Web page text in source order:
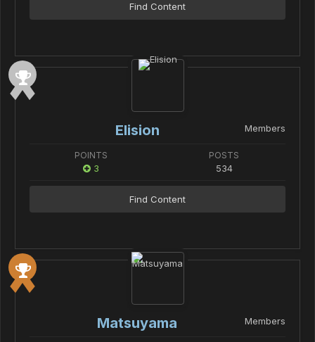
Find Content
Elision Members
POINTS
3
POSTS
534
Find Content
Matsuyama Members